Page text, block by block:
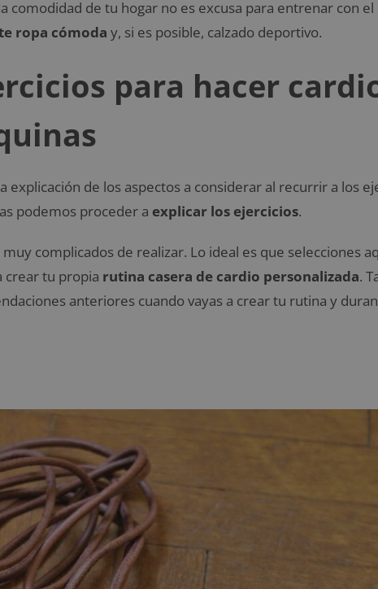
comodidad de tu hogar no es excusa para entrenar con
ropa cómoda y, si es posible, calzado deportivo.
para hacer
de los aspectos a considerar al recurrir a los
podemos proceder a explicar los ejercicios.
complicados de realizar. Lo ideal es que selecciones
crear tu propia rutina casera de cardio personalizada.
anteriores cuando vayas a crear tu rutina y